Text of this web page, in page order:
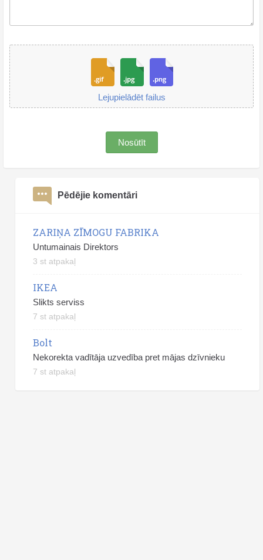
Lejupielādēt failus
Nosūtīt
Pēdējie komentāri
ZARIŅA ZĪMOGU FABRIKA
Untumainais Direktors
3 st atpakaļ
IKEA
Slikts serviss
7 st atpakaļ
Bolt
Nekorekta vadītāja uzvedība pret mājas dzīvnieku
7 st atpakaļ